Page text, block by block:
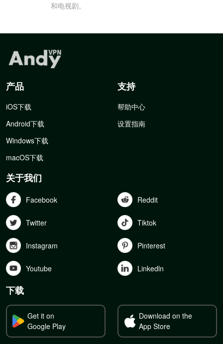
和电视剧。
产品
iOS下载
Android下载
Windows下载
macOS下载
支持
帮助中心
设置指南
关于我们
Facebook Reddit
Twitter Tiktok
Instagram Pinterest
Youtube Linkedln
下载
Get it on
Google Play
Download on the
App Store